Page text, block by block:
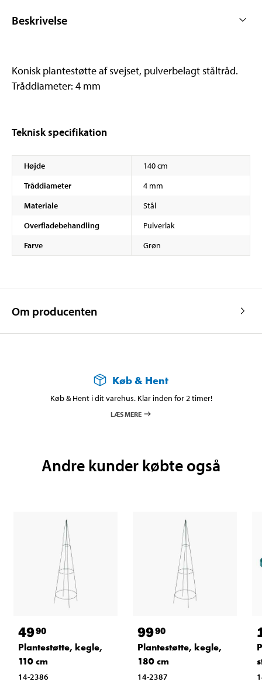
Beskrivelse
Konisk plantestøtte af svejset, pulverbelagt ståltråd.
Tråddiameter: 4 mm
Teknisk specifikation
Højde
140 cm
Tråddiameter
4 mm
Materiale
Stål
Overfladebehandling
Pulverlak
Farve
Grøn
Om producenten
Køb & Hent
Køb & Hent i dit varehus. Klar inden for 2 timer!
LÆS MERE
Andre kunder købte også
4990
Plantestøtte, kegle,
110 cm
14-2386
9990
Plantestøtte, kegle,
180 cm
14-2387